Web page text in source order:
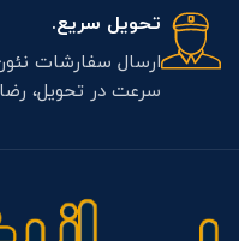
تحویل سریع.
سرعت در تحویل،